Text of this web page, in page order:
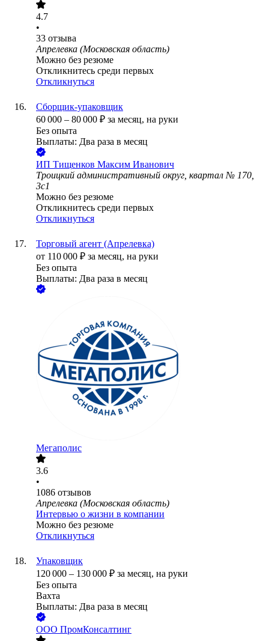
4.7
•
33 отзыва
Апрелевка (Московская область)
Можно без резюме
Откликнитесь среди первых
Откликнуться
Сборщик-упаковщик
60 000 – 80 000 ₽ за месяц, на руки
Без опыта
Выплаты: Два раза в месяц
ИП Тищенков Максим Иванович
Троицкий административный округ, квартал № 170,
3с1
Можно без резюме
Откликнитесь среди первых
Откликнуться
Торговый агент (Апрелевка)
от 110 000 ₽ за месяц, на руки
Без опыта
Выплаты: Два раза в месяц
Мегаполис
3.6
•
1086 отзывов
Апрелевка (Московская область)
Интервью о жизни в компании
Можно без резюме
Откликнуться
Упаковщик
120 000 – 130 000 ₽ за месяц, на руки
Без опыта
Вахта
Выплаты: Два раза в месяц
ООО ПромКонсалтинг